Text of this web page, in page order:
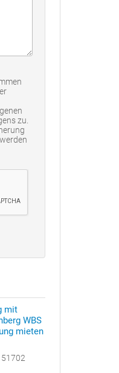
zu.
mit
WBS
mieten